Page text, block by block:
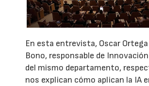
En esta entrevista, Oscar Ortega
Bono, responsable de
del mismo departamento,
nos explican cómo aplican la IA